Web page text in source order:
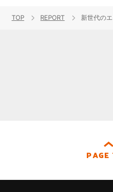
TOP REPORT
PAGE